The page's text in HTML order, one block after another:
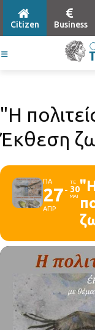
Citizen Business
"Η
Έκθεση
ΠΑ
27
ΑΠΡ
ΤΕ
30
ΜΑΙ